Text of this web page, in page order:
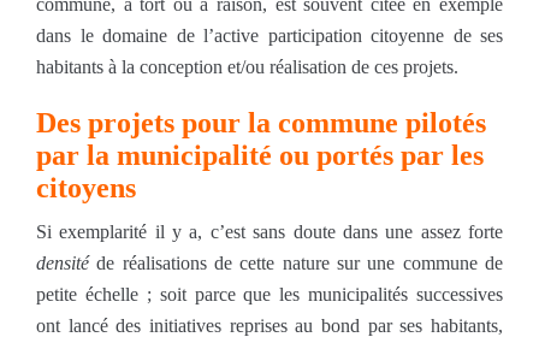
dans le domaine de l’active participation citoyenne de ses
habitants à la conception et/ou réalisation de ces projets.
Des projets pour la commune pilotés
par la municipalité ou portés par les
citoyens
Si exemplarité il y a, c’est sans doute dans une assez forte
densitéde réalisations de cette nature sur une commune de
petite échelle ; soit parce que les municipalités successives
ont lancé des initiatives reprises au bond par ses habitants,